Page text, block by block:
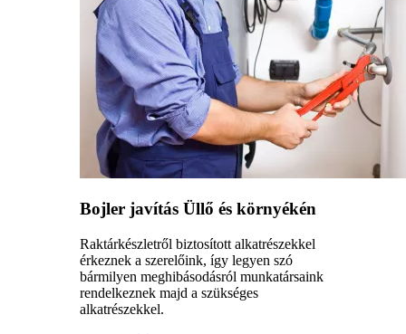
Bojler javítás Üllő és környékén
Raktárkészletről biztosított alkatrészekkel
érkeznek a szerelőink, így legyen szó
bármilyen meghibásodásról munkatársaink
rendelkeznek majd a szükséges
alkatrészekkel.